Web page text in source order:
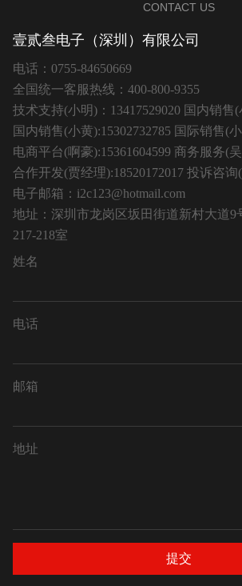
CONTACT US
壹贰叁电子（深圳）有限公司
电话：0755-84650669
全国统一客服热线：400-800-9355
技术支持(小明)：13417529020 国内销售(
国内销售(小黄):15302732785 国际销售(
电商平台(啊豪):15361604599 商务服务(
合作开发(贾经理):18520172017 投诉咨询
电子邮箱：i2c123@hotmail.com
地址：深圳市龙岗区坂田街道新村大道9
217-218室
姓名
电话
邮箱
地址
提交